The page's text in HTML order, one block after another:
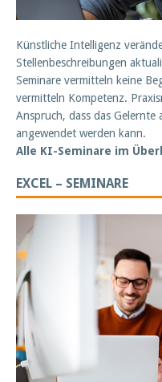
Künstliche Intelligenz
Stellenbeschreibungen
Seminare vermitteln keine
vermitteln Kompetenz.
Anspruch, dass das Gelernte
angewendet werden kann.
Alle KI-Seminare im
EXCEL – SEMINARE